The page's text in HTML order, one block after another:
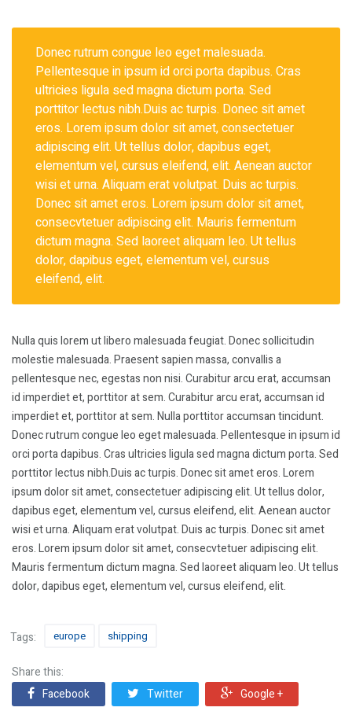
Donec rutrum congue leo eget malesuada.
Pellentesque in ipsum id orci porta dapibus. Cras
ultricies ligula sed magna dictum porta. Sed
porttitor lectus nibh.Duis ac turpis. Donec sit amet
eros. Lorem ipsum dolor sit amet, consectetuer
adipiscing elit. Ut tellus dolor, dapibus eget,
elementum vel, cursus eleifend, elit. Aenean auctor
wisi et urna. Aliquam erat volutpat. Duis ac turpis.
Donec sit amet eros. Lorem ipsum dolor sit amet,
consecvtetuer adipiscing elit. Mauris fermentum
dictum magna. Sed laoreet aliquam leo. Ut tellus
dolor, dapibus eget, elementum vel, cursus
eleifend, elit.
Nulla quis lorem ut libero malesuada feugiat. Donec sollicitudin
molestie malesuada. Praesent sapien massa, convallis a
pellentesque nec, egestas non nisi. Curabitur arcu erat, accumsan
id imperdiet et, porttitor at sem. Curabitur arcu erat, accumsan id
imperdiet et, porttitor at sem. Nulla porttitor accumsan tincidunt.
Donec rutrum congue leo eget malesuada. Pellentesque in ipsum id
orci porta dapibus. Cras ultricies ligula sed magna dictum porta. Sed
porttitor lectus nibh.Duis ac turpis. Donec sit amet eros. Lorem
ipsum dolor sit amet, consectetuer adipiscing elit. Ut tellus dolor,
dapibus eget, elementum vel, cursus eleifend, elit. Aenean auctor
wisi et urna. Aliquam erat volutpat. Duis ac turpis. Donec sit amet
eros. Lorem ipsum dolor sit amet, consecvtetuer adipiscing elit.
Mauris fermentum dictum magna. Sed laoreet aliquam leo. Ut tellus
dolor, dapibus eget, elementum vel, cursus eleifend, elit.
Tags: europe shipping
Share this:
Facebook
Twitter
Google +